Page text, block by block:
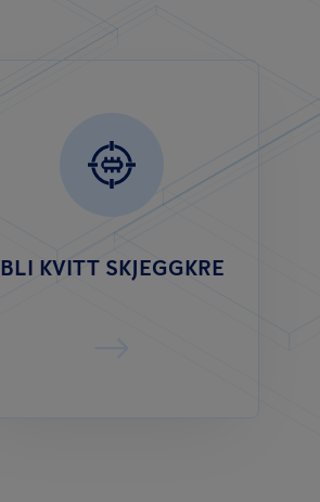
BLI KVITT SKJEGGKRE